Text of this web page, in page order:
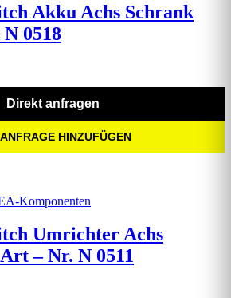
Akku Achs Schrank
0518
Direkt anfragen
HINZUFÜGEN
Komponenten
Umrichter Achs
– Nr. N 0511